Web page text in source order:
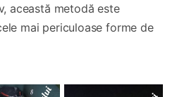
această metodă este
mai periculoase forme de